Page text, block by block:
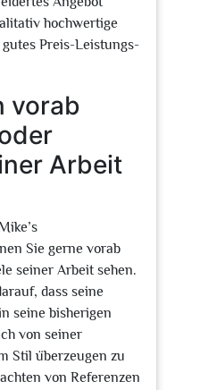
hochwertige
Preis-Leistungs-
vorab
Arbeit
Sie gerne vorab
seiner Arbeit sehen.
dass seine
seine bisherigen
von seiner
Stil überzeugen zu
von Referenzen